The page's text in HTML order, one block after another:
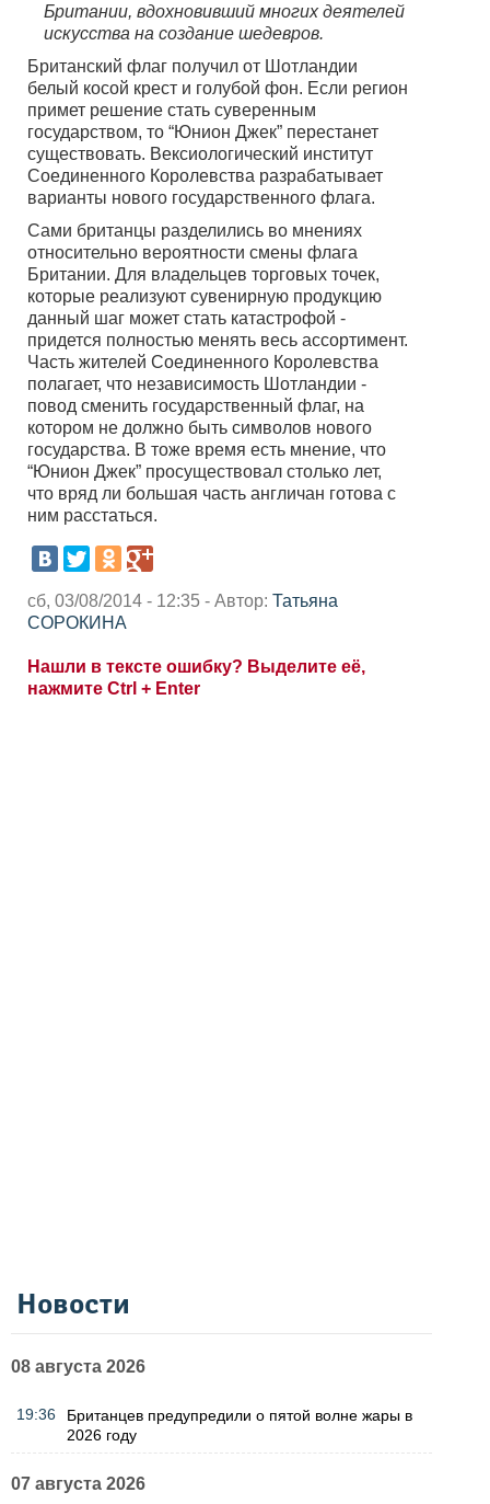
Британии, вдохновивший многих деятелей
искусства на создание шедевров.
Британский флаг получил от Шотландии
белый косой крест и голубой фон. Если регион
примет решение стать суверенным
государством, то “Юнион Джек” перестанет
существовать. Вексиологический институт
Соединенного Королевства разрабатывает
варианты нового государственного флага.
Сами британцы разделились во мнениях
относительно вероятности смены флага
Британии. Для владельцев торговых точек,
которые реализуют сувенирную продукцию
данный шаг может стать катастрофой -
придется полностью менять весь ассортимент.
Часть жителей Соединенного Королевства
полагает, что независимость Шотландии -
повод сменить государственный флаг, на
котором не должно быть символов нового
государства. В тоже время есть мнение, что
“Юнион Джек” просуществовал столько лет,
что вряд ли большая часть англичан готова с
ним расстаться.
сб, 03/08/2014 - 12:35 - Автор: Татьяна
СОРОКИНА
Нашли в тексте ошибку? Выделите её,
нажмите Ctrl + Enter
Новости
08 августа 2026
19:36
Британцев предупредили о пятой волне жары в
2026 году
07 августа 2026